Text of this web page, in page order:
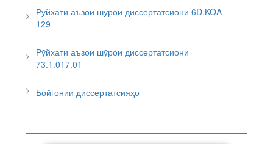
Рӯйхати аъзои шӯрои диссертатсиони 6D.KOA-
129
Рӯйхати аъзои шӯрои диссертатсиони
73.1.017.01
Бойгонии диссертатсияҳо